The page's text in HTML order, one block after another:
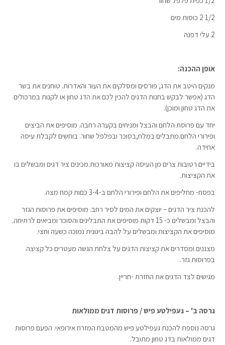
1/2 2 כוסות מים
2 עלי דפנה
אופן ההכנה:
מנקים היטב את הדג, פורסים ומסלקים את העור והאדרות. טוחנים את בשר
הדג (אפשר לבקש בחנות הדגים להכין לכם את הדג טחון או לקנות במרכולים
את הדג טחון ומוכן).
יחד עם פרוסת הלחם והבצל ומניחים בקערה רחבה. מוסיפים את הביצים
ופירורי הלחם.מתבלים במלח,בסוכר ובפלפל שחור. בוחשים לקבלת עיסה
אחידה.
בידיים רטובות צרים מן העיסה קציצות מאורכות.מכינים ציר דגים ומבשלים בו
את הקציצות.
בפסח- מחליפים את הלחם ופירורי הלחם ב-3-4 כםות קמח מצה.
להכנת ציר הדגים – יוצקים את המים לסיר רחב. מוסיפים את פרוסות הגזר
והבצל ומבשלים כ- 15 דקות מוסיפים את התבלינים והסוכר ומביאים לרתיחה.
מוסיפים את הקציצות ומבשלים על להבה בינונית נמוכה כשעה וחצי.
מצננים ומסדרים את קציצות הדגים על צלחת הגשה מעטרים כל קציצה
בפרוסות גזר.
מגישים לצד הדגים את החזרת -חריין.
גרסה ב' – געפילטע פיש / פרוסות דגים ממולאות
גרסה נוספת להכנת געפילטע פיש מהמטבח המזרח אירופאי. הפעם פרוסות
דגים ממולאות בדג טחון מתובל.